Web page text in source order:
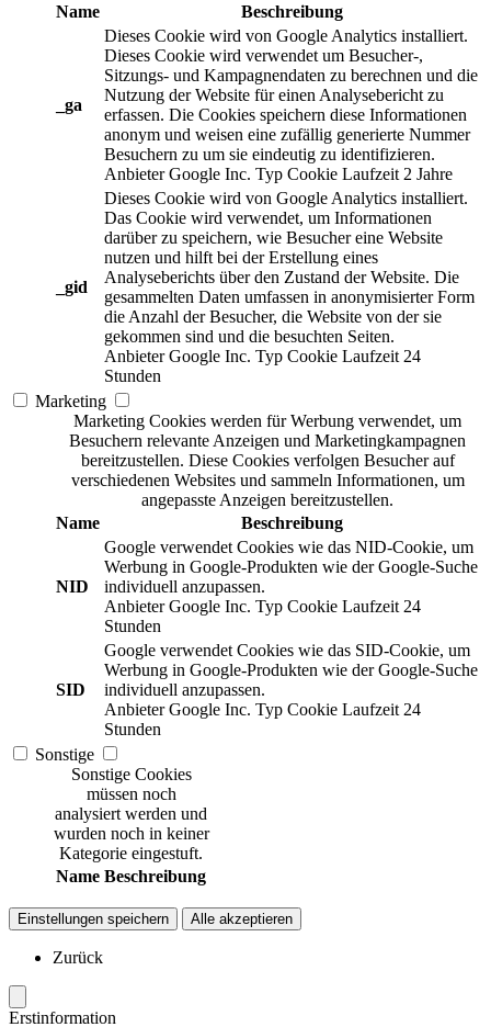
Name
Beschreibung
_ga
Dieses Cookie wird von Google Analytics installiert.
Dieses Cookie wird verwendet um Besucher-,
Sitzungs- und Kampagnendaten zu berechnen und die
Nutzung der Website für einen Analysebericht zu
erfassen. Die Cookies speichern diese Informationen
anonym und weisen eine zufällig generierte Nummer
Besuchern zu um sie eindeutig zu identifizieren.
Anbieter Google Inc. Typ Cookie Laufzeit 2 Jahre
_gid
Dieses Cookie wird von Google Analytics installiert.
Das Cookie wird verwendet, um Informationen
darüber zu speichern, wie Besucher eine Website
nutzen und hilft bei der Erstellung eines
Analyseberichts über den Zustand der Website. Die
gesammelten Daten umfassen in anonymisierter Form
die Anzahl der Besucher, die Website von der sie
gekommen sind und die besuchten Seiten.
Anbieter Google Inc. Typ Cookie Laufzeit 24
Stunden
Marketing
Marketing Cookies werden für Werbung verwendet, um
Besuchern relevante Anzeigen und Marketingkampagnen
bereitzustellen. Diese Cookies verfolgen Besucher auf
verschiedenen Websites und sammeln Informationen, um
angepasste Anzeigen bereitzustellen.
Name
Beschreibung
NID
Google verwendet Cookies wie das NID-Cookie, um
Werbung in Google-Produkten wie der Google-Suche
individuell anzupassen.
Anbieter Google Inc. Typ Cookie Laufzeit 24
Stunden
SID
Google verwendet Cookies wie das SID-Cookie, um
Werbung in Google-Produkten wie der Google-Suche
individuell anzupassen.
Anbieter Google Inc. Typ Cookie Laufzeit 24
Stunden
Sonstige
Sonstige Cookies
müssen noch
analysiert werden und
wurden noch in keiner
Kategorie eingestuft.
Name Beschreibung
Einstellungen speichern Alle akzeptieren
Zurück
Erstinformation